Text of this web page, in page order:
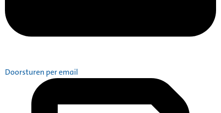
Doorsturen per email